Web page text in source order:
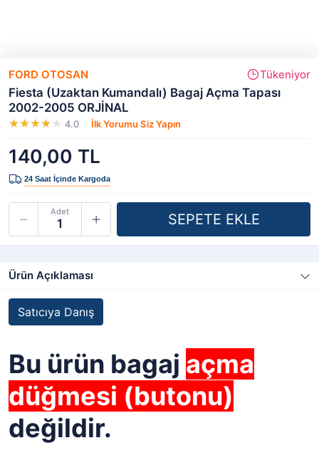
FORD OTOSAN Tükeniyor
Fiesta (Uzaktan Kumandalı) Bagaj Açma Tapası
2002-2005 ORJİNAL
4.0 İlk Yorumu Siz Yapın
140,00 TL
Adet
Ürün Açıklaması
Satıcıya Danış
Bu ürün bagaj açma
düğmesi (butonu)
değildir.